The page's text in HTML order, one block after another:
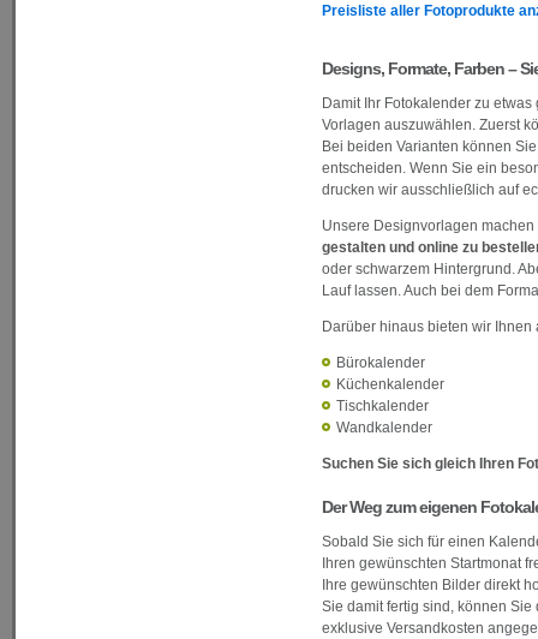
Preisliste aller Fotoprodukte
Designs, Formate, Farben –
Damit Ihr Fotokalender zu
Vorlagen auszuwählen. Zuerst
Bei beiden Varianten können
entscheiden. Wenn Sie ein
drucken wir ausschließlich auf
Unsere Designvorlagen
gestalten und online zu
oder schwarzem Hintergrund.
Lauf lassen. Auch bei dem
Darüber hinaus bieten wir
Bürokalender
Küchenkalender
Tischkalender
Wandkalender
Suchen Sie sich gleich Ihren
Der Weg zum eigenen
Sobald Sie sich für einen
Ihren gewünschten Startmonat
Ihre gewünschten Bilder direkt
Sie damit fertig sind, können
exklusive Versandkosten